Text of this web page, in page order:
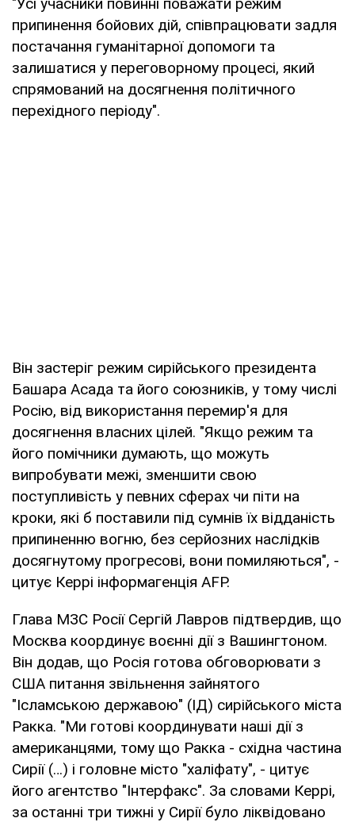
припинення бойових дій, співпрацювати задля
постачання гуманітарної допомоги та
залишатися у переговорному процесі, який
спрямований на досягнення політичного
перехідного періоду".
Він застеріг режим сирійського президента
Башара Асада та його союзників, у тому числі
Росію, від використання перемир'я для
досягнення власних цілей. "Якщо режим та
його помічники думають, що можуть
випробувати межі, зменшити свою
поступливість у певних сферах чи піти на
кроки, які б поставили під сумнів їх відданість
припиненню вогню, без серйозних наслідків
досягнутому прогресові, вони помиляються", -
цитує Керрі інформагенція AFP.
Глава МЗС Росії Сергій Лавров підтвердив, що
Москва координує воєнні дії з Вашингтоном.
Він додав, що Росія готова обговорювати з
США питання звільнення зайнятого
"Ісламською державою" (ІД) сирійського міста
Ракка. "Ми готові координувати наші дії з
американцями, тому що Ракка - східна частина
Сирії (…) і головне місто "халіфату", - цитує
його агентство "Інтерфакс". За словами Керрі,
за останні три тижні у Сирії було ліквідовано